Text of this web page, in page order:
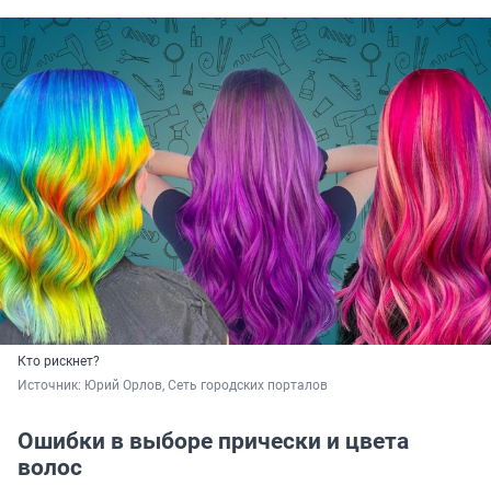
Кто рискнет?
Источник: Юрий Орлов, Сеть городских порталов
Ошибки в выборе прически и цвета
волос